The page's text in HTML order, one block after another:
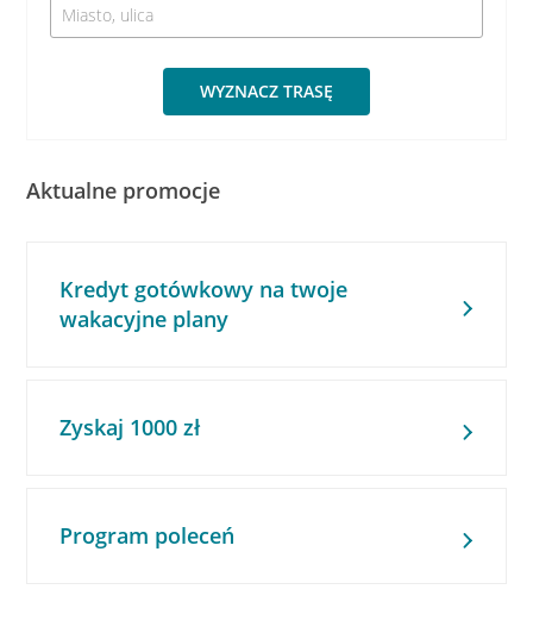
WYZNACZ TRASĘ
Aktualne promocje
Kredyt gotówkowy na twoje
wakacyjne plany
Zyskaj 1000 zł
Program poleceń